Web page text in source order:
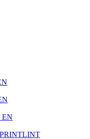
EN
PRINTLINT